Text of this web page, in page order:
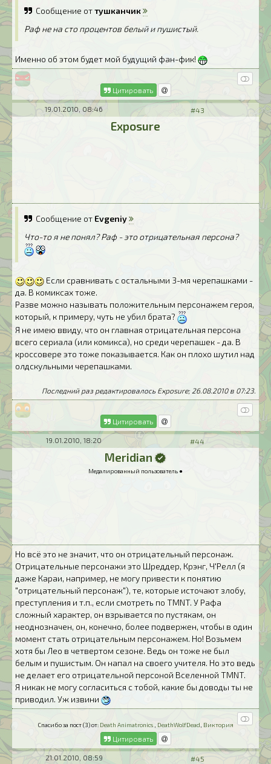
Сообщение оттушканчик
Раф не на сто процентов белый и пушистый.
Именно об этом будет мой будущий фан-фик!
Цитировать
19.01.2010, 08:46 #43
Exposure
Сообщение от Evgeniy
Что-то я не понял? Раф - это отрицательная персона?
Если сравнивать с остальными 3-мя черепашками -
да. В комиксах тоже.
Разве можно называть положительным персонажем героя,
который, к примеру, чуть не убил брата?
Я не имею ввиду, что он главная отрицательная персона
всего сериала (или комикса), но среди черепашек - да. В
кроссовере это тоже показывается. Как он плохо шутил над
олдскульными черепашками.
Последний раз редактировалось Exposure; 26.08.2010 в 07:23.
Цитировать
19.01.2010, 18:20 #44
Meridian
Медалированный пользователь ●
Но всё это не значит, что он отрицательный персонаж.
Отрицательные персонажи это Шреддер, Крэнг, Ч'Релл (я
даже Караи, например, не могу привести к понятию
"отрицательный персонаж"), те, которые источают злобу,
преступления и т.п., если смотреть по TMNT. У Рафа
сложный характер, он взрывается по пустякам, он
неоднозначен, он, конечно, более подвержен, чтобы в один
момент стать отрицательным персонажем. Но! Возьмем
хотя бы Лео в четвертом сезоне. Ведь он тоже не был
белым и пушистым. Он напал на своего учителя. Но это ведь
не делает его отрицательной персоной Вселенной TMNT.
Я никак не могу согласиться с тобой, какие бы доводы ты не
приводил. Уж извини
Спасибо за пост (3) от: Death Animatronics , DeathWolfDead, Виктория
Цитировать
21.01.2010, 08:59 #45